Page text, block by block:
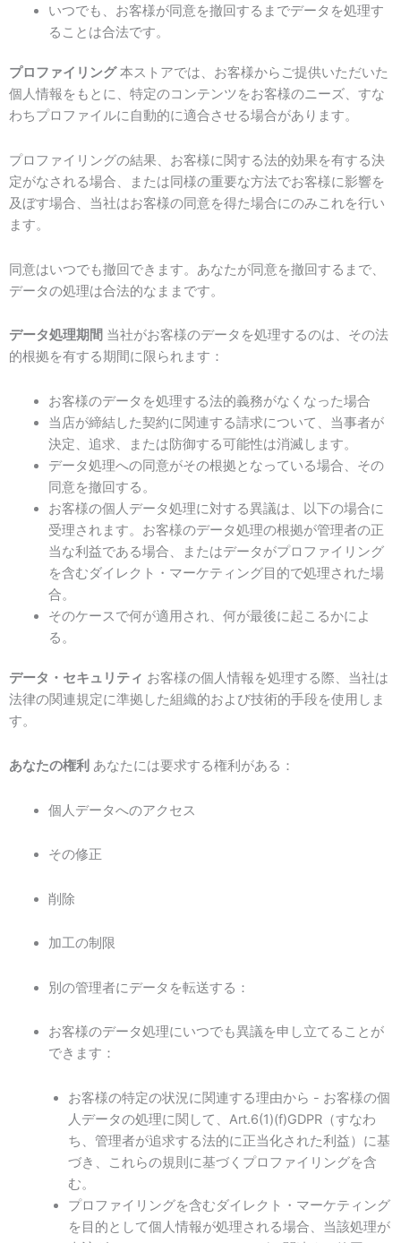
いつでも、お客様が同意を撤回するまでデータを処理す
ることは合法です。
プロファイリング本ストアでは、お客様からご提供いただいた
個人情報をもとに、特定のコンテンツをお客様のニーズ、すな
わちプロファイルに自動的に適合させる場合があります。
プロファイリングの結果、お客様に関する法的効果を有する決
定がなされる場合、または同様の重要な方法でお客様に影響を
及ぼす場合、当社はお客様の同意を得た場合にのみこれを行い
ます。
同意はいつでも撤回できます。あなたが同意を撤回するまで、
データの処理は合法的なままです。
データ処理期間 当社がお客様のデータを処理するのは、その法
的根拠を有する期間に限られます：
お客様のデータを処理する法的義務がなくなった場合
当店が締結した契約に関連する請求について、当事者が
決定、追求、または防御する可能性は消滅します。
データ処理への同意がその根拠となっている場合、その
同意を撤回する。
お客様の個人データ処理に対する異議は、以下の場合に
受理されます。お客様のデータ処理の根拠が管理者の正
当な利益である場合、またはデータがプロファイリング
を含むダイレクト・マーケティング目的で処理された場
合。
そのケースで何が適用され、何が最後に起こるかによ
る。
データ・セキュリティ お客様の個人情報を処理する際、当社は
法律の関連規定に準拠した組織的および技術的手段を使用しま
す。
あなたの権利 あなたには要求する権利がある：
個人データへのアクセス
その修正
削除
加工の制限
別の管理者にデータを転送する：
お客様のデータ処理にいつでも異議を申し立てることが
できます：
お客様の特定の状況に関連する理由から - お客様の個
人データの処理に関して、Art.6(1)(f)GDPR（すなわ
ち、管理者が追求する法的に正当化された利益）に基
づき、これらの規則に基づくプロファイリングを含
む。
プロファイリングを含むダイレクト・マーケティング
を目的として個人情報が処理される場合、当該処理が